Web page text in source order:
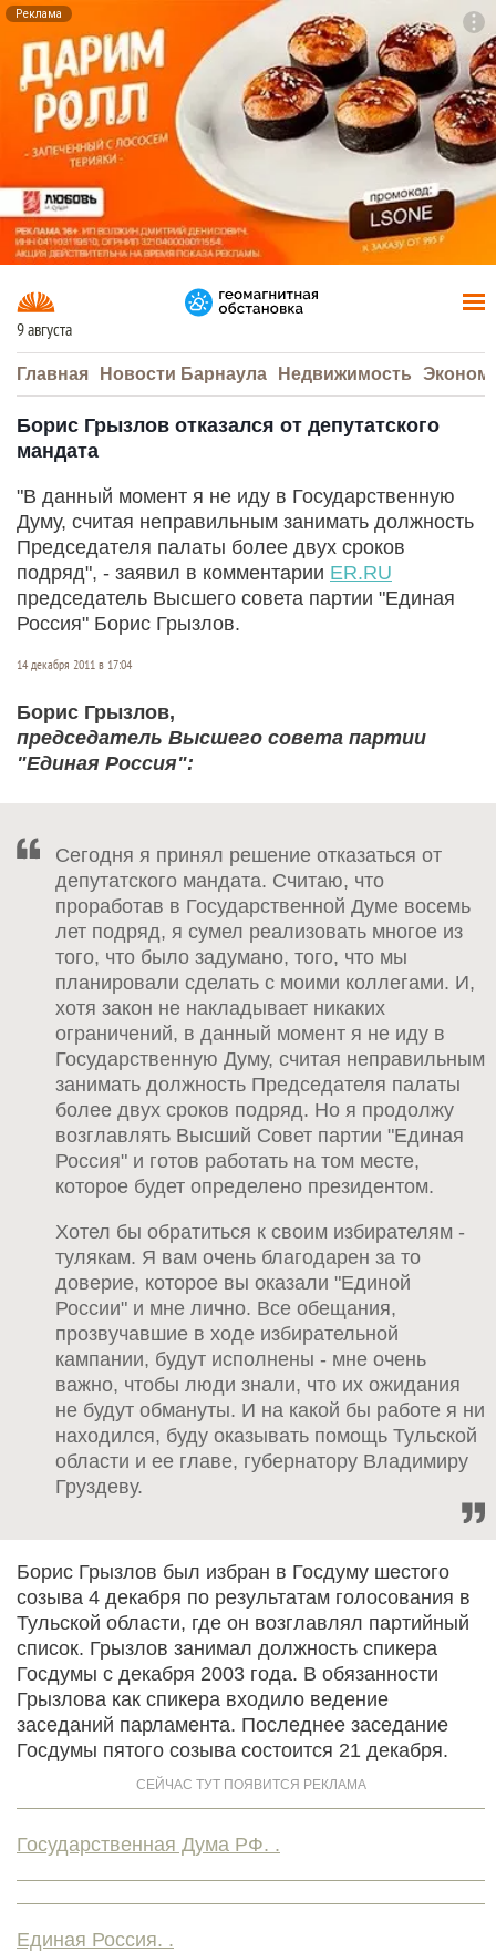
Реклама
9 августа
Главная Новости Барнаула Недвижимость
Борис Грызлов отказался от депутатского
мандата
"В данный момент я не иду в Государственную
Думу, считая неправильным занимать должность
Председателя палаты более двух сроков
подряд", - заявил в комментарии ER.RU
председатель Высшего совета партии "Единая
Россия" Борис Грызлов.
14 декабря 2011 в 17:04
Борис Грызлов,
председатель Высшего совета партии
"Единая Россия":
Сегодня я принял решение отказаться от
депутатского мандата. Считаю, что
проработав в Государственной Думе восемь
лет подряд, я сумел реализовать многое из
того, что было задумано, того, что мы
планировали сделать с моими коллегами. И,
хотя закон не накладывает никаких
ограничений, в данный момент я не иду в
Государственную Думу, считая неправильным
занимать должность Председателя палаты
более двух сроков подряд. Но я продолжу
возглавлять Высший Совет партии "Единая
Россия" и готов работать на том месте,
которое будет определено президентом.
Хотел бы обратиться к своим избирателям -
тулякам. Я вам очень благодарен за то
доверие, которое вы оказали "Единой
России" и мне лично. Все обещания,
прозвучавшие в ходе избирательной
кампании, будут исполнены - мне очень
важно, чтобы люди знали, что их ожидания
не будут обмануты. И на какой бы работе я ни
находился, буду оказывать помощь Тульской
области и ее главе, губернатору Владимиру
Груздеву.
Борис Грызлов был избран в Госдуму шестого
созыва 4 декабря по результатам голосования в
Тульской области, где он возглавлял партийный
список. Грызлов занимал должность спикера
Госдумы с декабря 2003 года. В обязанности
Грызлова как спикера входило ведение
заседаний парламента. Последнее заседание
Госдумы пятого созыва состоится 21 декабря.
Государственная Дума РФ. .
Единая Россия. .